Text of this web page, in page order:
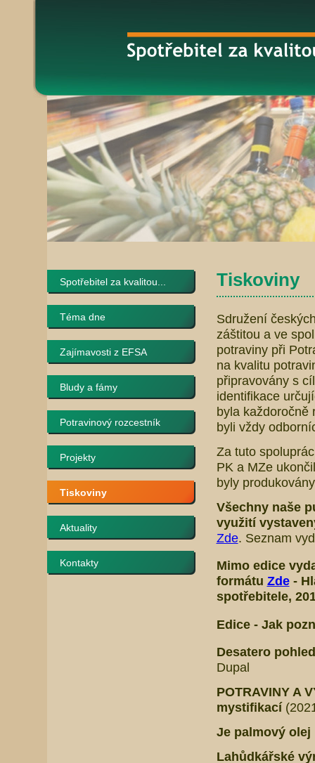
Spotřebitel za kvalitou...
Téma dne
Zajímavosti z EFSA
Bludy a fámy
Potravinový rozcestník
Projekty
Tiskoviny
Aktuality
Kontakty
Tiskoviny
Sdružení
záštitou a ve
potraviny při
na kvalitu
připravovány s
identifikace
byla každoročně
byli vždy
Za tuto
PK a MZe
byly
Všechny naše
využití
Zde. Seznam
Mimo edice
formátu Zde-
spotřebitele,
Edice - Jak
Desatero
Dupal
POTRAVINY A
mystifikací
Je palmový
Lahůdkářské